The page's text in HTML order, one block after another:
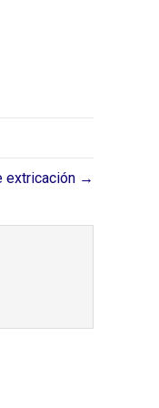
extricación →